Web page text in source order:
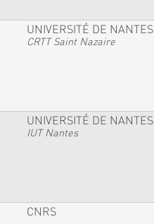
UNIVERSITÉ DE NANTES
CRTT Saint Nazaire
UNIVERSITÉ DE NANTES
IUT Nantes
CNRS